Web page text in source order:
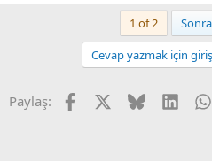
1 of 2
Cevap yazmak için
Paylaş: Facebook Bluesky